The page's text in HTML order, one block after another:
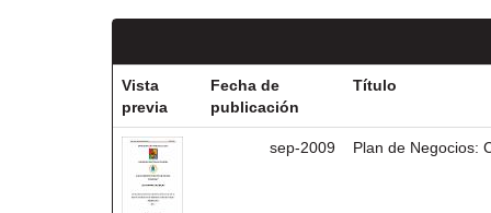
Vista
previa
Fecha de
publicación
Título
sep-2009 Plan de Negocios: